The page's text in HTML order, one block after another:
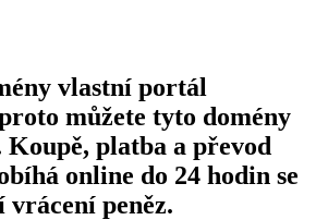
vlastní portál
můžete tyto domény
platba a převod
online do 24 hodin se
vrácení peněz.